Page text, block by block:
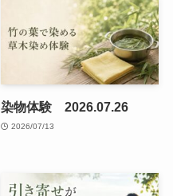
染物体験 2026.07.26
2026/07/13